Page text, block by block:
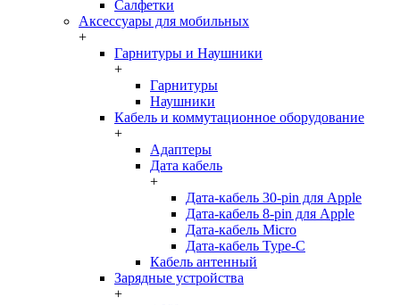
Салфетки
Аксессуары для мобильных
+
Гарнитуры и Наушники
+
Гарнитуры
Наушники
Кабель и коммутационное оборудование
+
Адаптеры
Дата кабель
+
Дата-кабель 30-pin для Apple
Дата-кабель 8-pin для Apple
Дата-кабель Micro
Дата-кабель Type-C
Кабель антенный
Зарядные устройства
+